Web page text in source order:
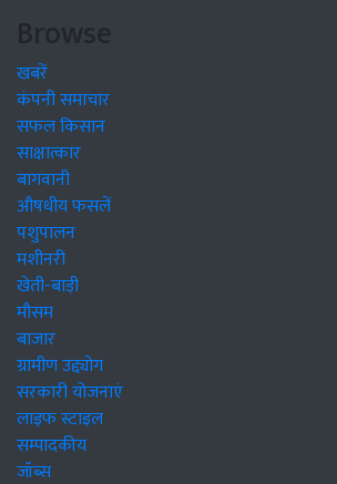
Browse
खबरें
कंपनी समाचार
सफल किसान
साक्षात्कार
बागवानी
औषधीय फसलें
पशुपालन
मशीनरी
खेती-बाड़ी
मौसम
बाजार
ग्रामीण उद्द्योग
सरकारी योजनाएं
लाइफ स्टाइल
सम्पादकीय
जॉब्स